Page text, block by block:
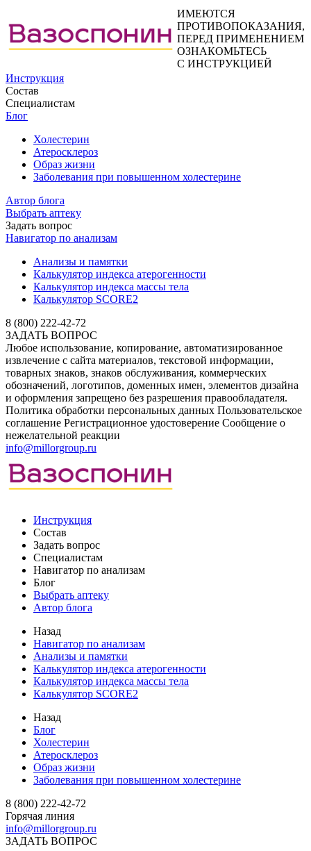
ИМЕЮТСЯ
ПРОТИВОПОКАЗАНИЯ,
ПЕРЕД ПРИМЕНЕНИЕМ
ОЗНАКОМЬТЕСЬ
С ИНСТРУКЦИЕЙ
Инструкция
Состав
Специалистам
Блог
Холестерин
Атеросклероз
Образ жизни
Заболевания при повышенном холестерине
Автор блога
Выбрать аптеку
Задать вопрос
Навигатор по анализам
Анализы и памятки
Калькулятор индекса атерогенности
Калькулятор индекса массы тела
Калькулятор SCORE2
8 (800) 222-42-72
ЗАДАТЬ ВОПРОС
Любое использование, копирование, автоматизированное
извлечение с сайта материалов, текстовой информации,
товарных знаков, знаков обслуживания, коммерческих
обозначений, логотипов, доменных имен, элементов дизайна
и оформления запрещено без разрешения правообладателя.
Политика обработки персональных данных Пользовательское
соглашение Регистрационное удостоверение Сообщение о
нежелательной реакции
info@millorgroup.ru
Инструкция
Состав
Задать вопрос
Специалистам
Навигатор по анализам
Блог
Выбрать аптеку
Автор блога
Назад
Навигатор по анализам
Анализы и памятки
Калькулятор индекса атерогенности
Калькулятор индекса массы тела
Калькулятор SCORE2
Назад
Блог
Холестерин
Атеросклероз
Образ жизни
Заболевания при повышенном холестерине
8 (800) 222-42-72
Горячая линия
info@millorgroup.ru
ЗАДАТЬ ВОПРОС